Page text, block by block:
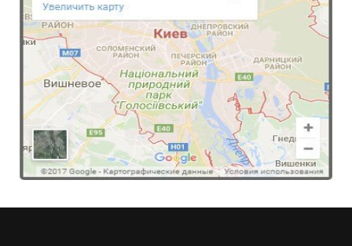
Стильне жіноче плаття із накидкою
700.00грн.